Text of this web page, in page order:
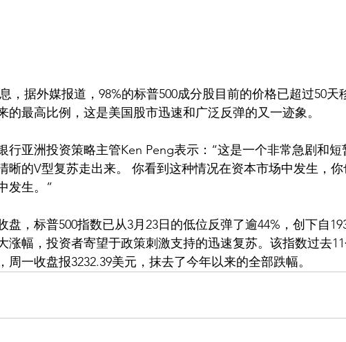
的最高比例，这是美国股市迅速和广泛反弹的又一迹象。
亚洲投资策略主管Ken Peng表示：“这是一个非常急剧和短
晰的V型复苏走出来。 你看到这种情况在资本市场中发生，
发生。”
，标普500指数已从3月23日的低位反弹了逾44%，创下自
涨幅，投资者寄望于政策刺激支持的迅速复苏。该指数过去
周一收盘报3232.39美元，抹去了今年以来的全部跌幅。